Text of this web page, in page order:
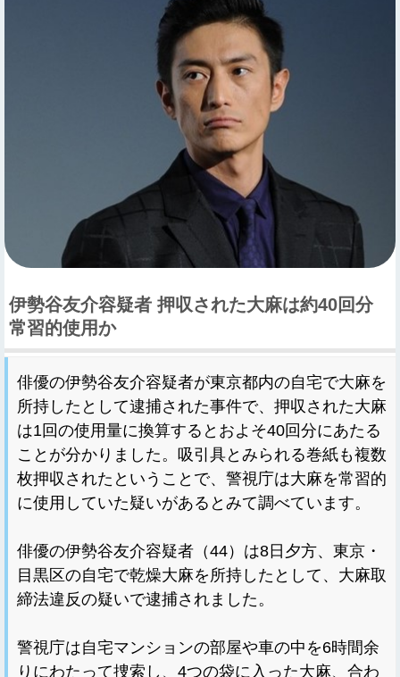
伊勢谷友介容疑者 押収された大麻は約40回分
常習的使用か
俳優の伊勢谷友介容疑者が東京都内の自宅で大麻を
所持したとして逮捕された事件で、押収された大麻
は1回の使用量に換算するとおよそ40回分にあたる
ことが分かりました。吸引具とみられる巻紙も複数
枚押収されたということで、警視庁は大麻を常習的
に使用していた疑いがあるとみて調べています。
俳優の伊勢谷友介容疑者（44）は8日夕方、東京・
目黒区の自宅で乾燥大麻を所持したとして、大麻取
締法違反の疑いで逮捕されました。
警視庁は自宅マンションの部屋や車の中を6時間余
りにわたって捜索し、4つの袋に入った大麻、合わ